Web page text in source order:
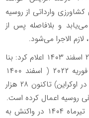
کشاورزی وارداتی از روسیه
درصد افزایش می‌یابد و بلافاصله پس از
الاجرا می‌شود.
پوتین رئیس‌جمهوری روسیه پیش از این ۲۸ اسفند ۱۴۰۳ اعلام کرد: بنا
بر اعلام وزارت دارایی این کشور، غرب از فوریه ۲۰۲۲ ( اسفند ۱۴۰۰
همزمان با زمان آغاز عملیات ویژه نظامی در اوکراین) تاکنون ۲۸ هزار
دیمیتری پسکوف سخنگوی کرملین نیز ۱۷ تیرماه ۱۴۰۴ در واکنش به